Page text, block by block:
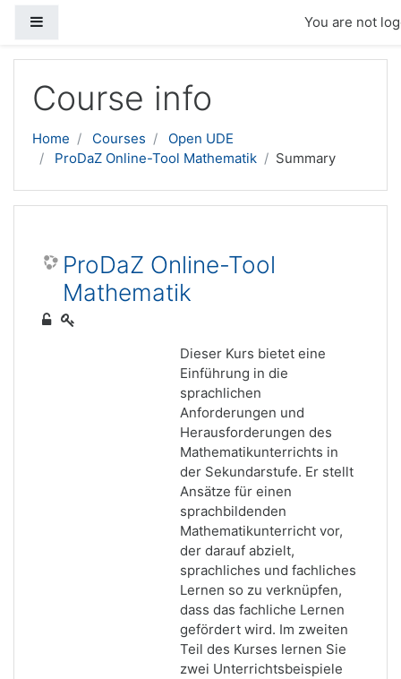
You are not
Course info
Home Courses
Open UDE
ProDaZ Online-Tool Mathematik
Summary
ProDaZ Online-Tool
Mathematik
Dieser Kurs bietet eine
Einführung in die
sprachlichen
Anforderungen und
Herausforderungen des
Mathematikunterrichts in
der Sekundarstufe. Er stellt
Ansätze für einen
sprachbildenden
Mathematikunterricht vor,
der darauf abzielt,
sprachliches und fachliches
Lernen so zu verknüpfen,
dass das fachliche Lernen
gefördert wird. Im zweiten
Teil des Kurses lernen Sie
zwei Unterrichtsbeispiele